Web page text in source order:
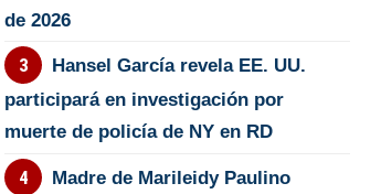
de 2026
Hansel García revela EE. UU.
participará en investigación por
muerte de policía de NY en RD
Madre de Marileidy Paulino